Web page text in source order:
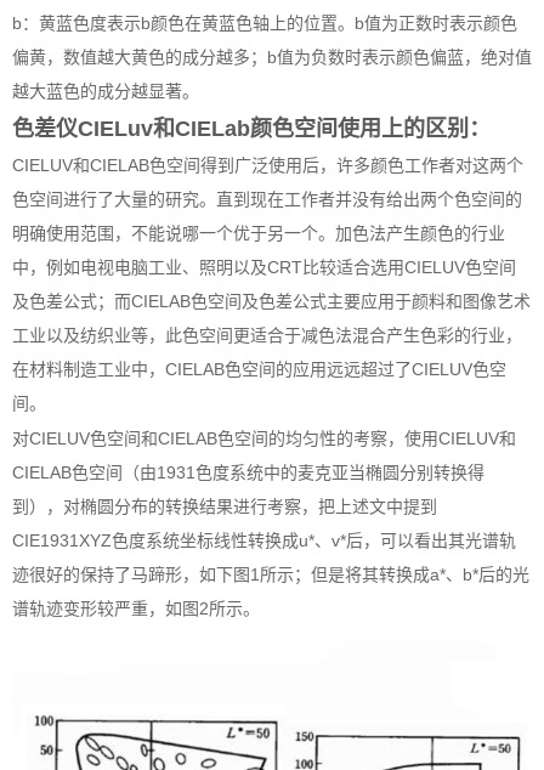
b：黄蓝色度表示b颜色在黄蓝色轴上的位置。b值为正数时表示颜色
偏黄，数值越大黄色的成分越多；b值为负数时表示颜色偏蓝，绝对值
越大蓝色的成分越显著。
色差仪CIELuv和CIELab颜色空间使用上的区别：
CIELUV和CIELAB色空间得到广泛使用后，许多颜色工作者对这两个
色空间进行了大量的研究。直到现在工作者并没有给出两个色空间的
明确使用范围，不能说哪一个优于另一个。加色法产生颜色的行业
中，例如电视电脑工业、照明以及CRT比较适合选用CIELUV色空间
及色差公式；而CIELAB色空间及色差公式主要应用于颜料和图像艺术
工业以及纺织业等，此色空间更适合于减色法混合产生色彩的行业，
在材料制造工业中，CIELAB色空间的应用远远超过了CIELUV色空
间。
对CIELUV色空间和CIELAB色空间的均匀性的考察，使用CIELUV和
CIELAB色空间（由1931色度系统中的麦克亚当椭圆分别转换得
到），对椭圆分布的转换结果进行考察，把上述文中提到
CIE1931XYZ色度系统坐标线性转换成u*、v*后，可以看出其光谱轨
迹很好的保持了马蹄形，如下图1所示；但是将其转换成a*、b*后的光
谱轨迹变形较严重，如图2所示。